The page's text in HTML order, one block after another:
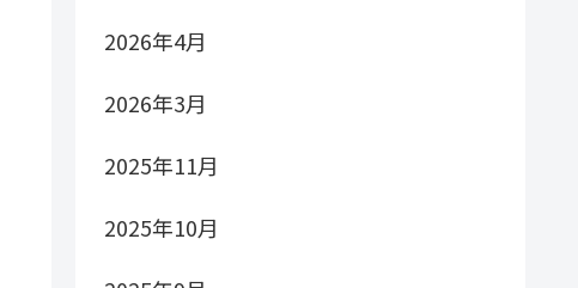
2026年4月
2026年3月
2025年11月
2025年10月